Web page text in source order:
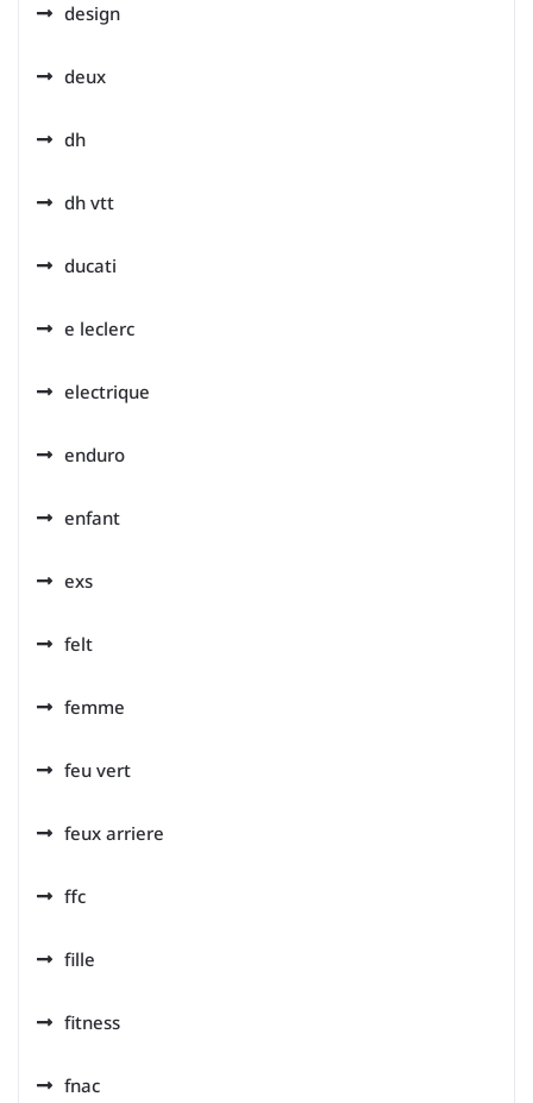
design
deux
dh
dh vtt
ducati
e leclerc
electrique
enduro
enfant
exs
felt
femme
feu vert
feux arriere
ffc
fille
fitness
fnac